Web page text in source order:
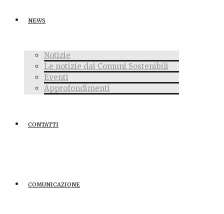
NEWS
Notizie
Le notizie dai Comuni Sostenibili
Eventi
Approfondimenti
CONTATTI
COMUNICAZIONE